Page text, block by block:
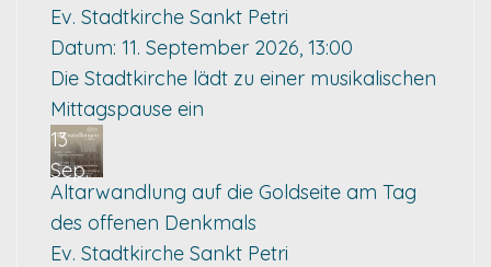
Ev. Stadtkirche Sankt Petri
Datum: 11. September 2026, 13:00
Die Stadtkirche lädt zu einer musikalischen
Mittagspause ein
13
Sep.
Altarwandlung auf die Goldseite am Tag
des offenen Denkmals
Ev. Stadtkirche Sankt Petri